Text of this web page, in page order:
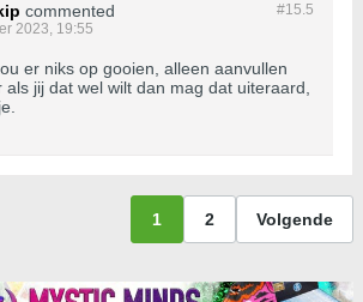
#15.5
commented
2023, 19:55
er niks op gooien, alleen aanvullen
jij dat wel wilt dan mag dat uiteraard,
1 2 Volgende